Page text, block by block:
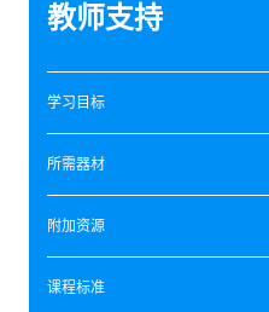
教师支持
学习目标
所需器材
附加资源
课程标准